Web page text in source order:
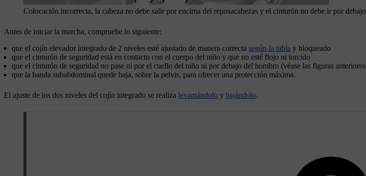
Colocación incorrecta, la cabeza no debe salir por encima del reposacabezas y el cinturón no debe ir por
Antes de iniciar la marcha, compruebe lo siguiente:
que el cojín elevador integrado de 2 niveles esté ajustado de manera correcta según la tabla y bloqueado
que el cinturón de seguridad está en contacto con el cuerpo del niño y que no esté flojo ni torcido
que el cinturón de seguridad no pase ni por el cuello del niño ni por debajo del hombro (véase las figuras
que la banda subabdominal quede baja, sobre la pelvis, para ofrecer una protección máxima.
El ajuste de los dos niveles del cojín integrado se realiza levantándolo y bajándolo.